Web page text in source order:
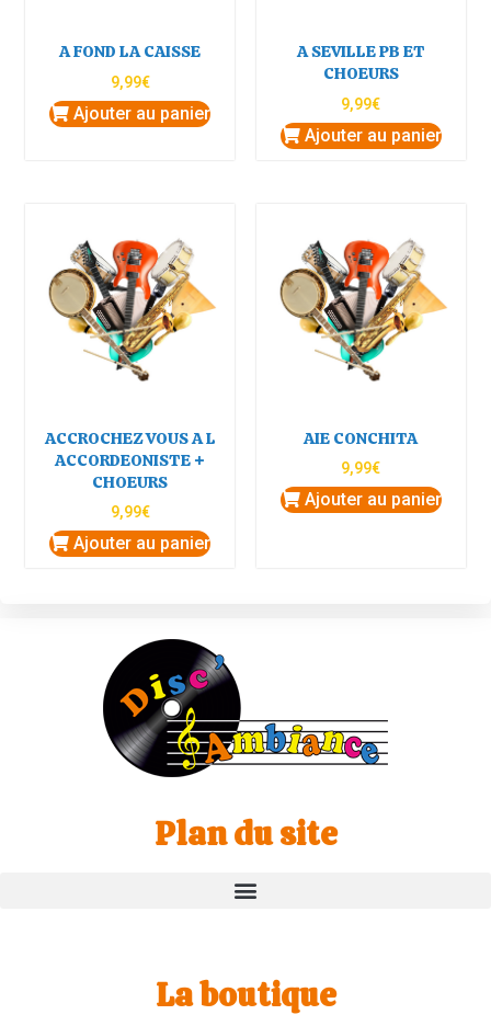
A FOND LA CAISSE
9,99€
Ajouter au panier
A SEVILLE PB ET
CHOEURS
9,99€
Ajouter au panier
ACCROCHEZ VOUS A L
ACCORDEONISTE +
CHOEURS
9,99€
Ajouter au panier
AIE CONCHITA
9,99€
Ajouter au panier
Plan du site
La boutique